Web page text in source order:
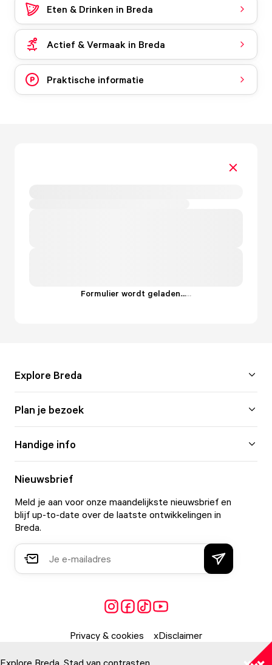
Eten & Drinken in Breda
Actief & Vermaak in Breda
Praktische informatie
Formulier wordt geladen......
Explore Breda
Plan je bezoek
Handige info
Nieuwsbrief
Meld je aan voor onze maandelijkste nieuwsbrief en
blijf up-to-date over de laatste ontwikkelingen in
Breda.
Privacy & cookies Disclaimer
Explore Breda. Stad van contrasten